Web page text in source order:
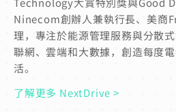
Ninecom創辦人兼執行長、美商
理，專注於能源管理服務與分散
聯網、雲端和大數據，創造每度
活。
了解更多 NextDrive >